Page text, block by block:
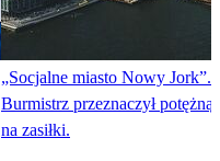
„Socjalne miasto Nowy Jork”.
Burmistrz przeznaczył potężną
na zasiłki.